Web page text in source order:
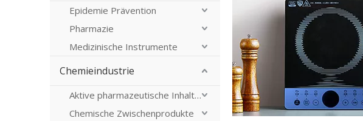
Epidemie Prävention
Pharmazie
Medizinische Instrumente
Chemieindustrie
Aktive pharmazeutische Inhaltsstoffe
Chemische Zwischenprodukte